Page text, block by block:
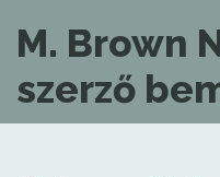
M. Brown
szerző